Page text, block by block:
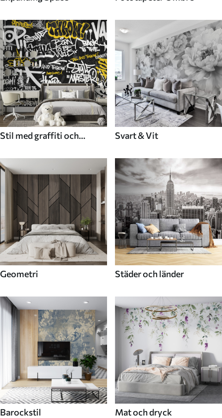
Stil med graffiti och
Svart & Vit
Geometri Städer och länder
Barockstil Mat och dryck